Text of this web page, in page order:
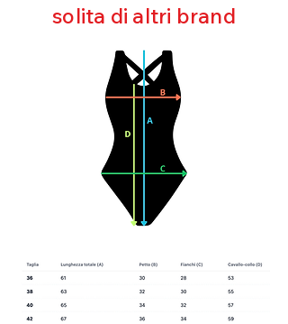
solita di altri brand